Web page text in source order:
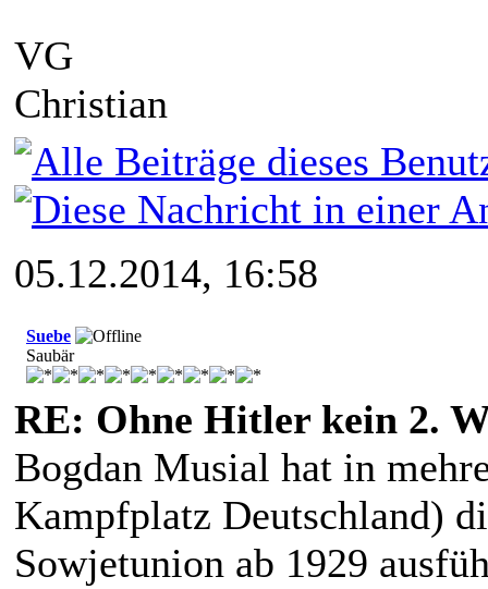
VG
Christian
05.12.2014, 16:58
Suebe
Saubär
RE: Ohne Hitler kein 2.
Bogdan Musial hat in
Kampfplatz Deutschland)
Sowjetunion ab 1929